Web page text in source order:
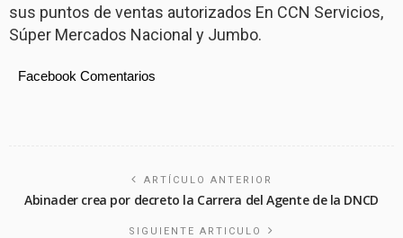
sus puntos de ventas autorizados En CCN Servicios,
Súper Mercados Nacional y Jumbo.
Facebook Comentarios
ARTÍCULO ANTERIOR
Abinader crea por decreto la Carrera del Agente de la DNCD
SIGUIENTE ARTICULO